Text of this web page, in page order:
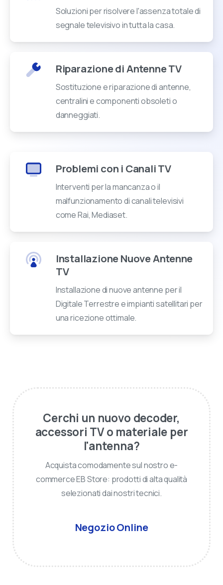
Soluzioni per risolvere l'assenza totale di
segnale televisivo in tutta la casa.
Riparazione di Antenne TV
Sostituzione e riparazione di antenne,
centralini e componenti obsoleti o
danneggiati.
Problemi con i Canali TV
Interventi per la mancanza o il
malfunzionamento di canali televisivi
come Rai, Mediaset.
Installazione Nuove Antenne
TV
Installazione di nuove antenne per il
Digitale Terrestre e impianti satellitari per
una ricezione ottimale.
Cerchi un nuovo decoder,
accessori TV o materiale per
l'antenna?
Acquista comodamente sul nostro e-
commerce EB Store: prodotti di alta qualità
selezionati dai nostri tecnici.
Negozio Online